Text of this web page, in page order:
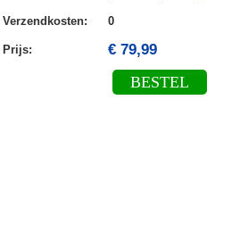
Verzendkosten: 0
Prijs: € 79,99
BESTEL